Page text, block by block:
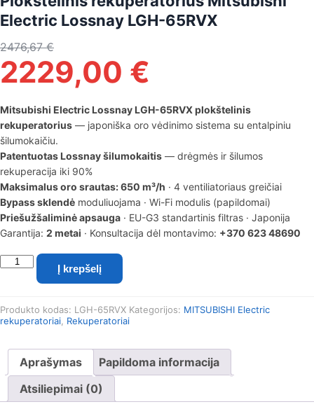
Electric Lossnay LGH-65RVX
2476,67€
2229,00 €
Mitsubishi Electric Lossnay LGH-65RVX plokštelinis
rekuperatorius — japoniška oro vėdinimo sistema su entalpiniu
šilumokaičiu.
Patentuotas Lossnay šilumokaitis — drėgmės ir šilumos
rekuperacija iki 90%
Maksimalus oro srautas: 650 m³/h · 4 ventiliatoriaus greičiai
Bypass sklendė moduliuojama · Wi-Fi modulis (papildomai)
Priešužšaliminė apsauga · EU-G3 standartinis filtras · Japonija
Garantija: 2 metai · Konsultacija dėl montavimo: +370 623 48690
produkto
Plokštelinis
Mitsubishi
Electric
LGH-
65RVX
Į krepšelį
Produkto kodas: LGH-65RVX Kategorijos: MITSUBISHI Electric
rekuperatoriai Rekuperatoriai
Aprašymas
Papildoma informacija
Atsiliepimai (0)